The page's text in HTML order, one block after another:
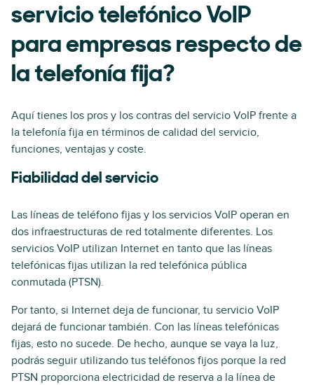
servicio telefónico VoIP
para empresas respecto de
la telefonía fija?
Aquí tienes los pros y los contras del servicio VoIP frente a
la telefonía fija en términos de calidad del servicio,
funciones, ventajas y coste.
Fiabilidad del servicio
Las líneas de teléfono fijas y los servicios VoIP operan en
dos infraestructuras de red totalmente diferentes. Los
servicios VoIP utilizan Internet en tanto que las líneas
telefónicas fijas utilizan la red telefónica pública
conmutada (PTSN).
Por tanto, si Internet deja de funcionar, tu servicio VoIP
dejará de funcionar también. Con las líneas telefónicas
fijas, esto no sucede. De hecho, aunque se vaya la luz,
podrás seguir utilizando tus teléfonos fijos porque la red
PTSN proporciona electricidad de reserva a la línea de